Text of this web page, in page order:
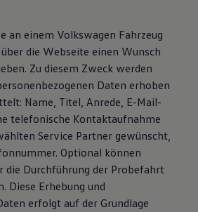
an einem Volkswagen Fahrzeug
die Webseite einen Wunsch
Zu diesem Zweck werden
Daten erhoben
Name, Titel, Anrede, E-Mail-
telefonische Kontaktaufnahme
Service Partner gewünscht,
Optional können
die Durchführung der Probefahrt
Diese Erhebung und
erfolgt auf der Grundlage